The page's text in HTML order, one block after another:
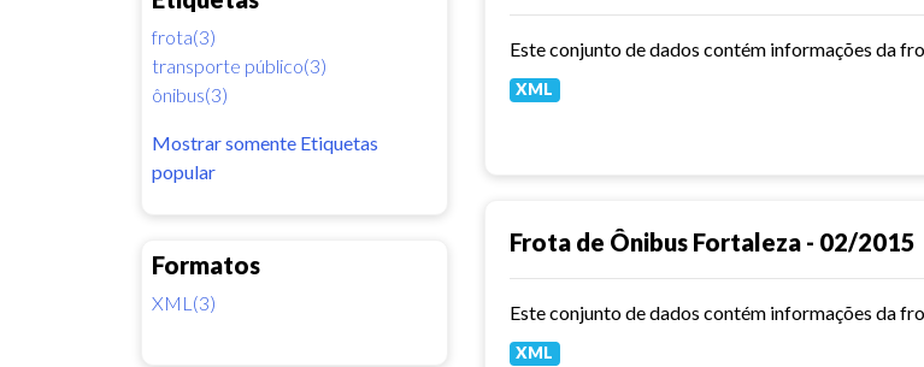
frota(3)
transporte público(3)
ônibus(3)
Mostrar somente Etiquetas
popular
Formatos
XML(3)
XML
Frota de Ônibus Fortaleza - 02/2015
XML